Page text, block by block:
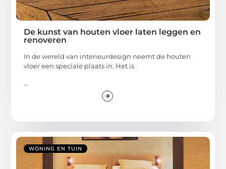
De kunst van houten vloer laten leggen en
renoveren
In de wereld van interieurdesign neemt de houten
vloer een speciale plaats in. Het is
...
WONING EN TUIN